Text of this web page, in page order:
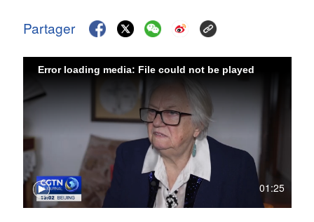
Partager
01:25
Error loading media: File could not be played